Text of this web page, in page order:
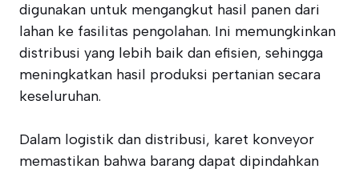
digunakan untuk mengangkut hasil panen dari
lahan ke fasilitas pengolahan. Ini memungkinkan
distribusi yang lebih baik dan efisien, sehingga
meningkatkan hasil produksi pertanian secara
keseluruhan.
Dalam logistik dan distribusi, karet konveyor
memastikan bahwa barang dapat dipindahkan